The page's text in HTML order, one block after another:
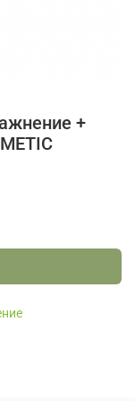
+